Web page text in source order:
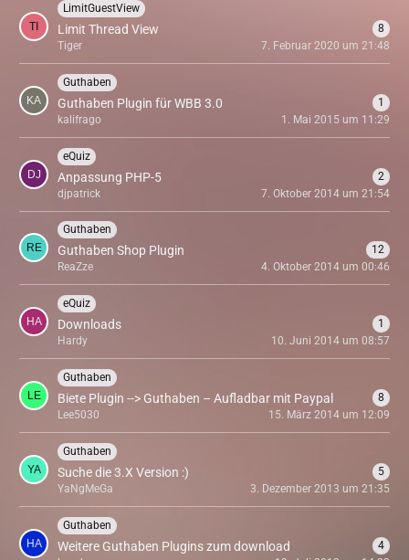
LimitGuestView
Limit Thread View
8
Tiger
7. Februar 2020 um 21:48
Guthaben
Guthaben Plugin für WBB 3.0
1
kalifrago
1. Mai 2015 um 11:29
eQuiz
Anpassung PHP-5
2
djpatrick
7. Oktober 2014 um 21:54
Guthaben
Guthaben Shop Plugin
12
ReaZze
4. Oktober 2014 um 00:46
eQuiz
Downloads
1
Hardy
10. Juni 2014 um 08:57
Guthaben
Biete Plugin --> Guthaben – Aufladbar mit Paypal
8
Lee5030
15. März 2014 um 12:09
Guthaben
Suche die 3.X Version :)
5
YaNgMeGa
3. Dezember 2013 um 21:35
Guthaben
Weitere Guthaben Plugins zum download
4